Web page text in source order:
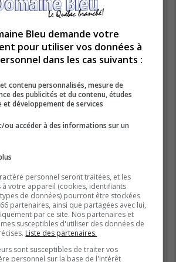
suivantes. Si vous n’acceptez pas d’être
de toutes les conditions suivantes, veuillez ne
« LE DOMAINE BLEU ». Nous pouvons modifier
quel moment et nous essaierons de vous
bien que nous vous conseillons de vérifier
même. En effet, si vous continuez à participer à
par phpBB (désignés ci-après par « logiciel
») qui est un logiciel de forum de discussions
publique générale GNU 2.0
» et qui peut être
phpBB
sur internet et phpBB Limited ne peut
comme responsable de la conduite et du contenu
phpBB, veuillez consulterle site de phpBB
aucun contenu à caractère abusif, obscène,
menaçant, pornographique, etc. qui
législation de votre pays, du pays dans lequel le
BLEU » est hébergé ou encore la loi
respectez pas ces dispositions, vous vous
immédiat et définitif et nous nous réservons
Bleu demande votre
pour utiliser vos données à
dans les cas suivants :
contenu personnalisés, mesure de
des publicités et du contenu, études
et développement de services
ou accéder à des informations sur un
personnel seront traitées, et les
votre appareil (cookies, identifiants
de données) pourront être stockées
partenaires, ainsi que partagées avec lui,
par ce site. Nos partenaires et
susceptibles d'utiliser des données de
Liste des partenaires.
sont susceptibles de traiter vos
personnel sur la base de l'intérêt